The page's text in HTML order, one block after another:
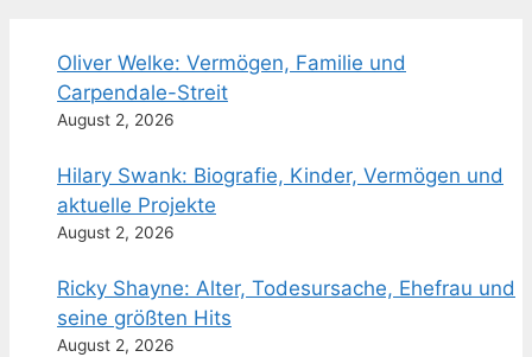
Oliver Welke: Vermögen, Familie und
Carpendale-Streit
August 2, 2026
Hilary Swank: Biografie, Kinder, Vermögen und
aktuelle Projekte
August 2, 2026
Ricky Shayne: Alter, Todesursache, Ehefrau und
seine größten Hits
August 2, 2026